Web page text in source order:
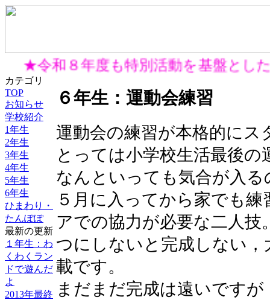
★令和８年度も特別活動を基盤とした
カテゴリ
TOP
お知らせ
学校紹介
1年生
2年生
3年生
4年生
5年生
6年生
ひまわり・
たんぽぽ
最新の更新
１年生：わ
くわくラン
ドで遊んだ
よ
2013年最終
６年生：運動会練習
運動会の練習が本格的に
とっては小学校生活最後
なんといっても気合が入
５月に入ってから家でも
アでの協力が必要な二人
つにしないと完成しない
載です。
まだまだ完成は遠いです